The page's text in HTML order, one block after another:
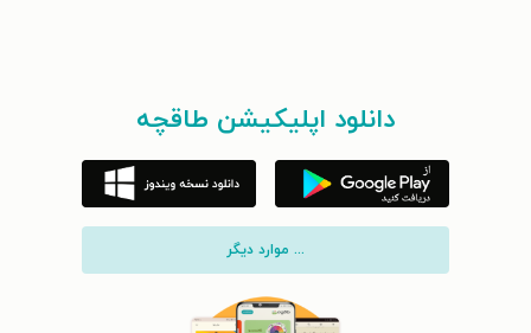
دانلود اپلیکیشن طاقچه
... موارد دیگر